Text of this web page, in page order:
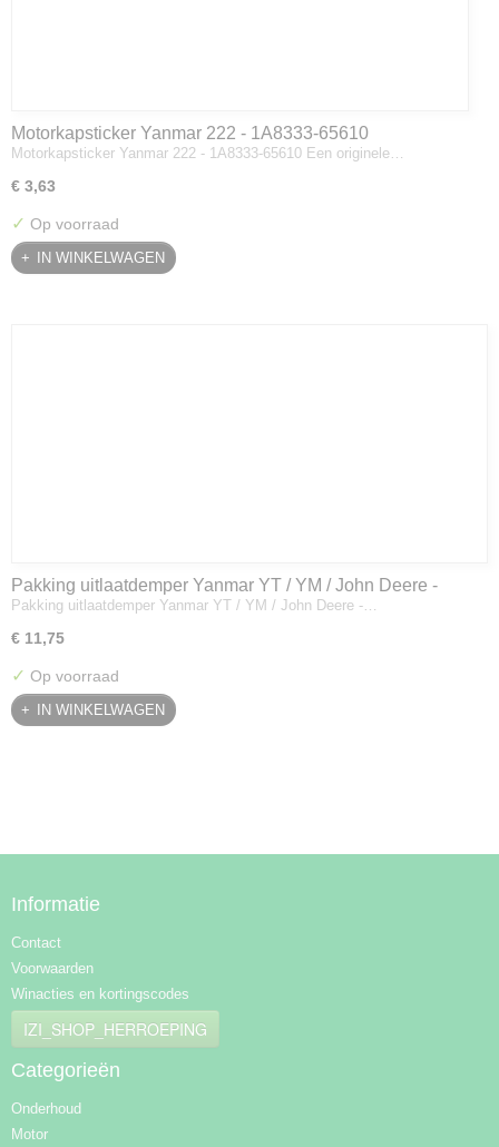
Motorkapsticker Yanmar 222 - 1A8333-65610
Motorkapsticker Yanmar 222 - 1A8333-65610 Een originele…
€ 3,63
✓ Op voorraad
IN WINKELWAGEN
Pakking uitlaatdemper Yanmar YT / YM / John Deere -
128300-13230
Pakking uitlaatdemper Yanmar YT / YM / John Deere -…
€ 11,75
✓ Op voorraad
IN WINKELWAGEN
Informatie
Contact
Voorwaarden
Winacties en kortingscodes
IZI_SHOP_HERROEPING
Categorieën
Onderhoud
Motor